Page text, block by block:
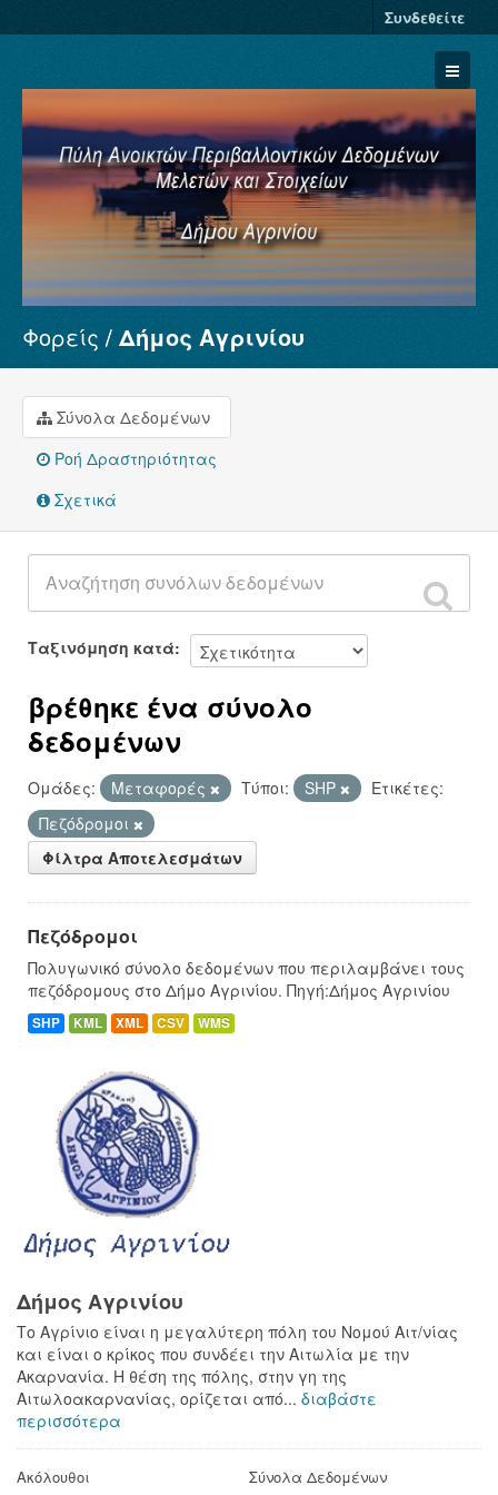
Συνδεθείτε
Σύνολα Δεδομένων
Φορείς
Ομάδες
Σχετικά
Φορείς Δήμος Αγρινίου
Σύνολα Δεδομένων
Ροή Δραστηριότητας
Σχετικά
Ταξινόμηση κατά
βρέθηκε ένα σύνολο
δεδομένων
Ομάδες: Μεταφορές Τύποι: SHP
Ετικέτες:
Πεζόδρομοι
Φίλτρα Αποτελεσμάτων
Πεζόδρομοι
Πολυγωνικό σύνολο δεδομένων που περιλαμβάνει τους
πεζόδρομους στο Δήμο Αγρινίου. Πηγή:Δήμος Αγρινίου
SHP KML XML CSV WMS
Δήμος Αγρινίου
Το Αγρίνιο είναι η μεγαλύτερη πόλη του Νομού Αιτ/νίας
και είναι ο κρίκος που συνδέει την Αιτωλία με την
Ακαρνανία. Η θέση της πόλης, στην γη της
Αιτωλοακαρνανίας, ορίζεται από... διαβάστε
περισσότερα
Ακόλουθοι Σύνολα Δεδομένων